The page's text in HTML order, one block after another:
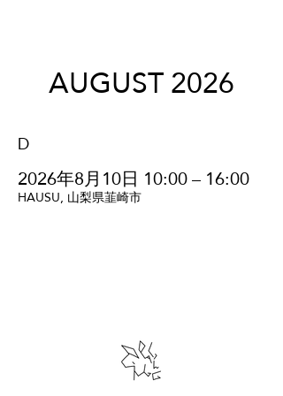
AUGUST 2026
D
2026年8月10日 10:00 – 16:00
HAUSU, 山梨県韮崎市